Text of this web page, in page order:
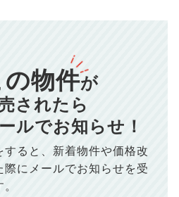
ション計算結果
834
10,005 円
100,050 円
高い場合、譲渡所得税が発生する
は最寄りの税務署などにご確認く
までも概算であり、手残り金額を
せん。
更登記の費用、引っ越し費用、住
手数料等は含まれておりませんの
物件が
されたら
ルでお知らせ！
ると、 新着物件や価格改
際に メールでお知らせを受